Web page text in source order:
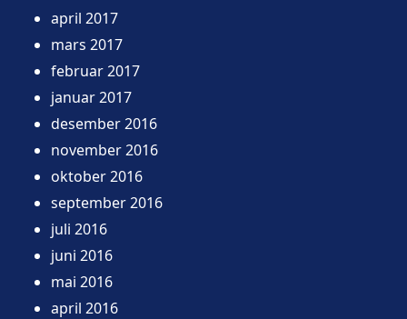
april 2017
mars 2017
februar 2017
januar 2017
desember 2016
november 2016
oktober 2016
september 2016
juli 2016
juni 2016
mai 2016
april 2016